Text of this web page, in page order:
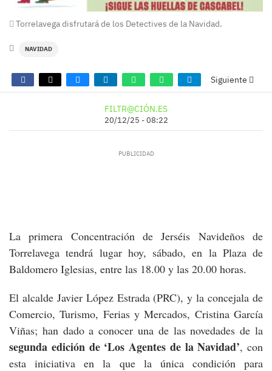
Torrelavega disfrutará de los Detectives de la Navidad.
NAVIDAD
Siguiente
FILTR@CIÓN.ES
20/12/25 - 08:22
La primera Concentración de Jerséis Navideños de
Torrelavega tendrá lugar hoy, sábado, en la Plaza de
Baldomero Iglesias, entre las 18.00 y las 20.00 horas.
El alcalde Javier López Estrada (PRC), y la concejala de
Comercio, Turismo, Ferias y Mercados, Cristina García
Viñas; han dado a conocer una de las novedades de la
segunda edición de ‘Los Agentes de la Navidad’, con
esta iniciativa en la que la única condición para